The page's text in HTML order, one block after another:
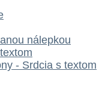
nálepkou
- Srdcia s textom